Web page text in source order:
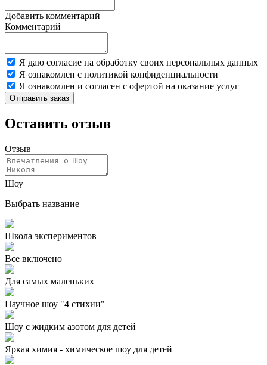
Добавить комментарий
Комментарий
Я даю согласие на обработку своих персональных данных
Я ознакомлен с политикой конфиденциальности
Я ознакомлен и согласен с офертой на оказание услуг
Отправить заказ
Оставить отзыв
Отзыв
Шоу
Выбрать название
Школа экспериментов
Все включено
Для самых маленьких
Научное шоу "4 стихии"
Шоу с жидким азотом для детей
Яркая химия - химическое шоу для детей